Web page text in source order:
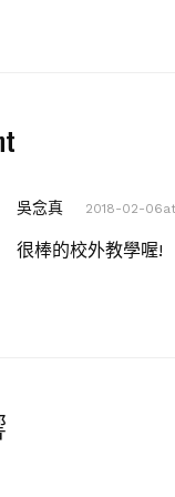
吳念真 2018-02-
很棒的校外教學喔!